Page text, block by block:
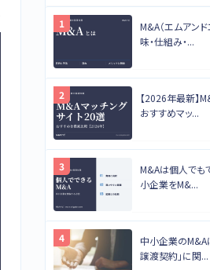
M&A（エムアン
味・仕組み・...
【2026年最新】
おすすめマッ...
M&Aは個人でも
小企業をM&...
中小企業のM&A
譲渡契約」に関...